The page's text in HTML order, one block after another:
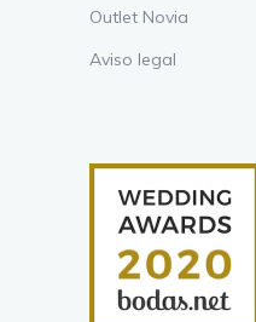
Outlet Novia
Aviso legal